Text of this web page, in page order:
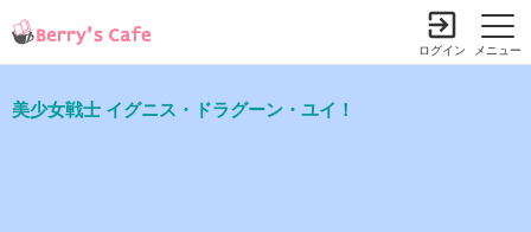
メニュー
ログイン
美少女戦士 イグニス・ドラグーン・ユイ！